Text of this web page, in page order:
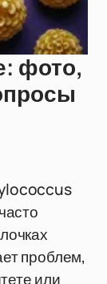
фото,
проблем,
или